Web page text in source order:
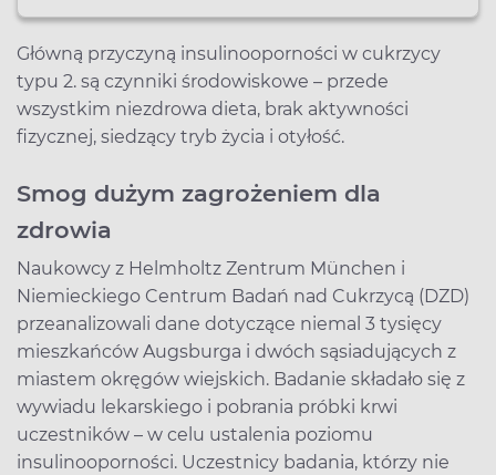
Główną przyczyną insulinooporności w cukrzycy
typu 2. są czynniki środowiskowe – przede
wszystkim niezdrowa dieta, brak aktywności
fizycznej, siedzący tryb życia i otyłość.
Smog dużym zagrożeniem dla
zdrowia
Naukowcy z Helmholtz Zentrum München i
Niemieckiego Centrum Badań nad Cukrzycą (DZD)
przeanalizowali dane dotyczące niemal 3 tysięcy
mieszkańców Augsburga i dwóch sąsiadujących z
miastem okręgów wiejskich. Badanie składało się z
wywiadu lekarskiego i pobrania próbki krwi
uczestników – w celu ustalenia poziomu
insulinooporności. Uczestnicy badania, którzy nie